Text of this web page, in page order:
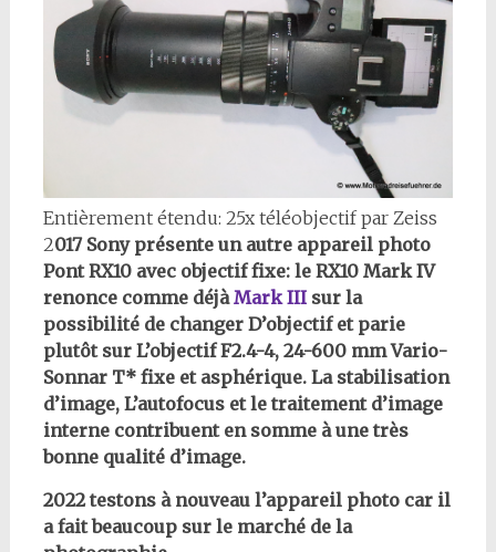
Entièrement étendu: 25x téléobjectif par Zeiss
2017 Sony présente un autre appareil photo
Pont RX10 avec objectif fixe: le RX10 Mark IV
renonce comme déjàMark IIIsur la
possibilité de changer D’objectif et parie
plutôt sur L’objectif F2.4-4, 24-600 mm Vario-
Sonnar T* fixe et asphérique. La stabilisation
d’image, L’autofocus et le traitement d’image
interne contribuent en somme à une très
bonne qualité d’image.
2022testons à nouveau l’appareil photo car il
a fait beaucoup sur le marché de la